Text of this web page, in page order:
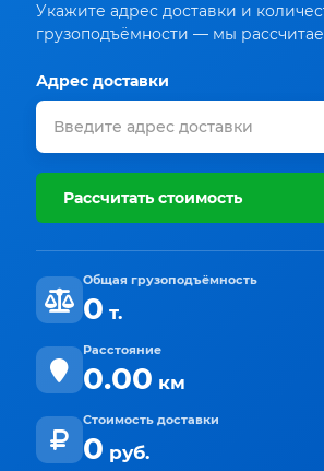
Укажите адрес доставки и
грузоподъёмности — мы
Адрес доставки
Рассчитать стоимость
Общая грузоподъёмность
0 т.
Расстояние
0.00 км
Стоимость доставки
0 руб.